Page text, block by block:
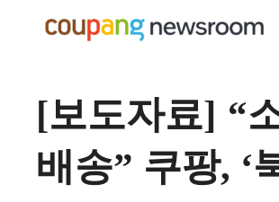
[보도자료] “
배송” 쿠팡, ‘